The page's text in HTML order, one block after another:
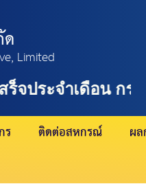
Limited
จประจำเดือน กรกฎ
ร ติดต่อสหกรณ์ ผ